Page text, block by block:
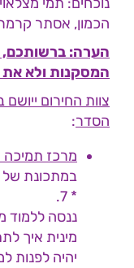
הכמון, אסתר קרמר,
הערה: ברשותכם,
המסקנות ולא את
הסדר:
מרכז תמיכה
* 7.
ננסה ללמוד
מינית איך
יהיה לפנות